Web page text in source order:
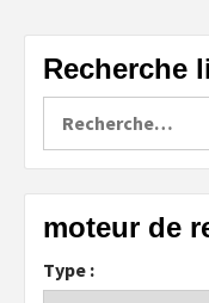
Recherche
moteur de
Type :